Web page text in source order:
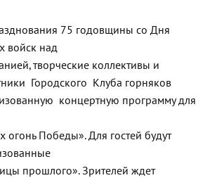
75 годовщины со Дня
войск над
творческие коллективы и
Городского Клуба горняков
концертную программу для
огонь Победы». Для гостей будут
прошлого». Зрителей ждет